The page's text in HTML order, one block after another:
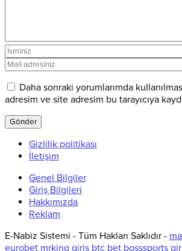
Daha sonraki yorumlarımda
adresim ve site adresim bu tarayıcıya
Gizlilik politikası
İletişim
Genel Bilgiler
Giriş Bilgileri
Hakkımızda
Reklam
E-Nabiz Sistemi - Tüm Hakları Saklıdır -
eurobet mrking giriş btc bet bosssports